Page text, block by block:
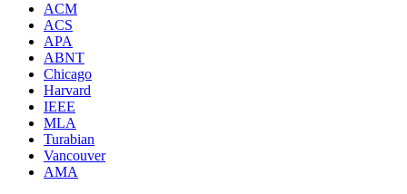
ACM
ACS
APA
ABNT
Chicago
Harvard
IEEE
MLA
Turabian
Vancouver
AMA